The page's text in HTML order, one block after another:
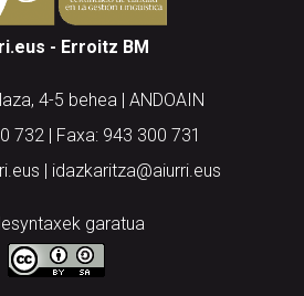
- Erroitz BM
4-5 behea | ANDOAIN
732 | Faxa: 943 300 731
| idazkaritza@aiurri.eus
garatua